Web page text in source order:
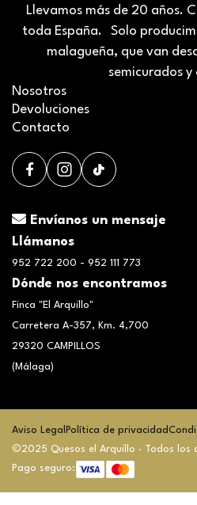
Nosotros
Devoluciones
Contacto
Llevamos más de 20 años.
toda España. Solo
malagueña, que van
semicurados y
Envíanos un mensaje
Llámanos
952 722 200 - 952 111 773
Dónde nos encontramos
Finca "El Arquillo"
Carretera A-357, Km. 4,700
29320 CAMPILLOS
(Málaga)
Aviso Legal Política de privacidad
©2025 Quesos el Arquillo · Todos los
Pago seguro: